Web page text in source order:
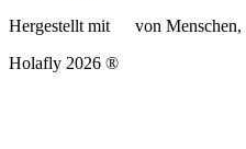
Hergestellt mit
von Menschen,
Holafly 2026 ®